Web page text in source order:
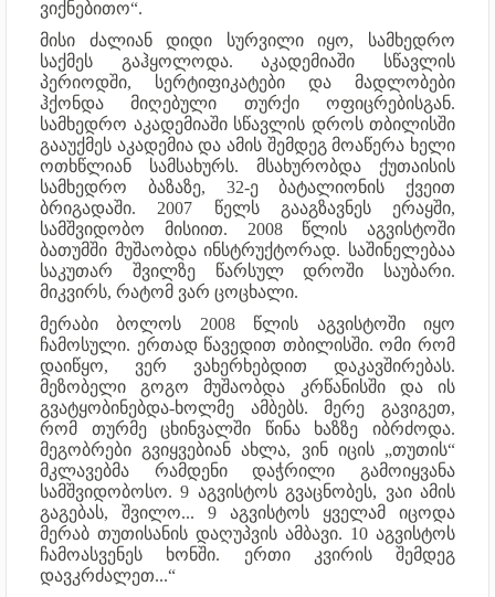
ვიქნებითო“.
მისი ძალიან დიდი სურვილი იყო, სამხედრო
საქმეს გაჰყოლოდა. აკადემიაში სწავლის
პერიოდში, სერტიფიკატები და მადლობები
ჰქონდა მიღებული თურქი ოფიცრებისგან.
სამხედრო აკადემიაში სწავლის დროს თბილისში
გააუქმეს აკადემია და ამის შემდეგ მოაწერა ხელი
ოთხწლიან სამსახურს. მსახურობდა ქუთაისის
სამხედრო ბაზაზე, 32-ე ბატალიონის ქვეით
ბრიგადაში. 2007 წელს გააგზავნეს ერაყში,
სამშვიდობო მისიით. 2008 წლის აგვისტოში
ბათუმში მუშაობდა ინსტრუქტორად. საშინელებაა
საკუთარ შვილზე წარსულ დროში საუბარი.
მიკვირს, რატომ ვარ ცოცხალი.
მერაბი ბოლოს 2008 წლის აგვისტოში იყო
ჩამოსული. ერთად წავედით თბილისში. ომი რომ
დაიწყო, ვერ ვახერხებდით დაკავშირებას.
მეზობელი გოგო მუშაობდა კრწანისში და ის
გვატყობინებდა-ხოლმე ამბებს. მერე გავიგეთ,
რომ თურმე ცხინვალში წინა ხაზზე იბრძოდა.
მეგობრები გვიყვებიან ახლა, ვინ იცის „თუთის“
მკლავებმა რამდენი დაჭრილი გამოიყვანა
სამშვიდობოსო. 9 აგვისტოს გვაცნობეს, ვაი ამის
გაგებას, შვილო... 9 აგვისტოს ყველამ იცოდა
მერაბ თუთისანის დაღუპვის ამბავი. 10 აგვისტოს
ჩამოასვენეს ხონში. ერთი კვირის შემდეგ
დავკრძალეთ...“